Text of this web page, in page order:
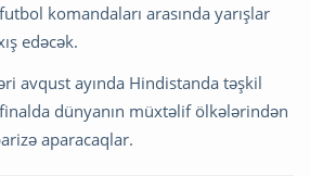
komandaları arasında yarışlar
edəcək.
avqust ayında Hindistanda təşkil
dünyanın müxtəlif ölkələrindən
aparacaqlar.